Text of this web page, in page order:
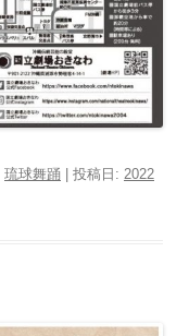
琉球舞踊 | 投稿日: 2022